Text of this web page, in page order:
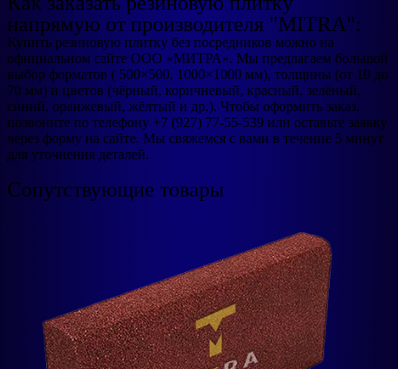
напрямую от производителя "MITRA":
Купить резиновую плитку без посредников можно на
официальном сайте ООО «МИТРА». Мы предлагаем большой
выбор форматов ( 500×500, 1000×1000 мм), толщины (от 10 до
70 мм) и цветов (чёрный, коричневый, красный, зелёный,
синий, оранжевый, жёлтый и др.). Чтобы оформить заказ,
позвоните по телефону +7 (927) 77-55-539 или оставьте заявку
через форму на сайте. Мы свяжемся с вами в течение 5 минут
для уточнения деталей.
Сопутствующие товары